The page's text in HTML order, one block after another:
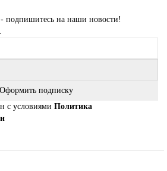
- подпишитесь на наши новости!
Оформить подписку
с условиями Политика